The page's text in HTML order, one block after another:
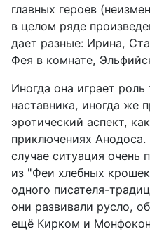
главных героев
в целом ряде
дает разные: Ирина,
Фея в комнате,
Иногда она играет
наставника, иногда же
эротический аспект,
приключениях
случае ситуация очень
из "Феи хлебных
одного писателя-
они развивали русло,
ещё Кирком и